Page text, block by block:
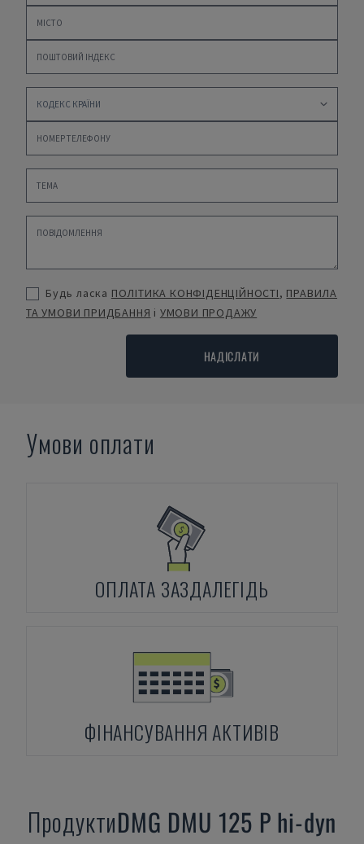
Будь ласка ПОЛІТИКА КОНФІДЕНЦІЙНОСТІ, ПРАВИЛА
ТА УМОВИ ПРИДБАННЯ і УМОВИ ПРОДАЖУ
НАДІСЛАТИ
Умови оплати
ОПЛАТА ЗАЗДАЛЕГІДЬ
ФІНАНСУВАННЯ АКТИВІВ
ПродуктиDMG DMU 125 P hi-dyn